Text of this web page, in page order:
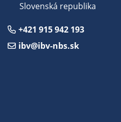
Slovenská republika
+421 915 942 193
ibv@ibv-nbs.sk